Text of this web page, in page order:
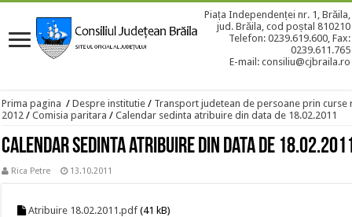
Piața Independenței nr. 1, Brăila,
jud. Brăila, cod poștal 810210
Telefon: 0239.619.600, Fax:
0239.611.765
E-mail: consiliu@cjbraila.ro
Prima pagina / Despre institutie / Transport judetean de persoane prin curse
2012 / Comisia paritara / Calendar sedinta atribuire din data de 18.02.2011
Calendar sedinta atribuire din data de
Rica Petre 13.10.2011
Atribuire 18.02.2011.pdf (41 kB)